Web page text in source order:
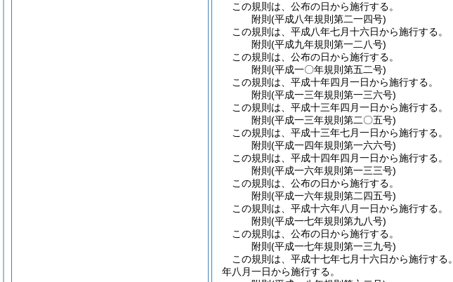
この規則は、公布の日から施行する。
附則 (平成八年規則第二一四号)
この規則は、平成八年七月十六日から施行する。
附則 (平成九年規則第一二八号)
この規則は、公布の日から施行する。
附則 (平成一〇年規則第五二号)
この規則は、平成十年四月一日から施行する。
附則 (平成一三年規則第一三六号)
この規則は、平成十三年四月一日から施行する。
附則 (平成一三年規則第二〇五号)
この規則は、平成十三年七月一日から施行する。
附則 (平成一四年規則第一六六号)
この規則は、平成十四年四月一日から施行する。
附則 (平成一六年規則第一三三号)
この規則は、公布の日から施行する。
附則 (平成一六年規則第二四五号)
この規則は、平成十六年八月一日から施行する。
附則 (平成一七年規則第九八号)
この規則は、公布の日から施行する。
附則 (平成一七年規則第一三九号)
この規則は、平成十七年七月十六日から施行する。
年八月一日から施行する。